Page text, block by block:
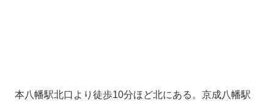
本八幡駅北口より徒歩10分ほど北にある。京成八幡駅